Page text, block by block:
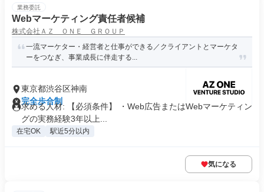
業務委託
Webマーケティング責任者候補
株式会社ＡＺ ＯＮＥ ＧＲＯＵＰ
一流マーケター・経営者と仕事ができる／クライアントとマーケタ
ーをつなぎ、事業成長に伴走する...
東京都渋谷区神南
完全歩合制
求める人材: 【必須条件】 ・Web広告またはWebマーケティン
グの実務経験3年以上...
在宅OK 駅近5分以内
気になる